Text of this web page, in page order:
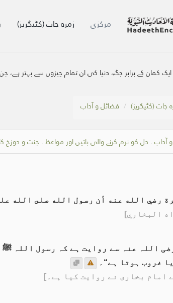
مرکزی زمرہ جات (کٹیگریز)
کمان کے برابر جگہ، دنیا کی ان تمام چیزوں سے بہتر ہے،
جات (کٹیگریز) فضائل و آداب
آداب . دل کو نرم کرنے والی باتیں اور مواعظ . جنت و دوزخ
رضي الله عنه أن رسول الله صلى الله
البخاري]
اللہ عنہ سے روایت ہے کہ رسول اللہ
غروب ہوتا ہے“۔
امام بخاری نے روایت کیا ہے۔]